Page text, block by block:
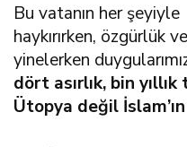
Bu vatanın her
haykırırken, özgürlük
yinelerken
dört asırlık, bin
Ütopya değil